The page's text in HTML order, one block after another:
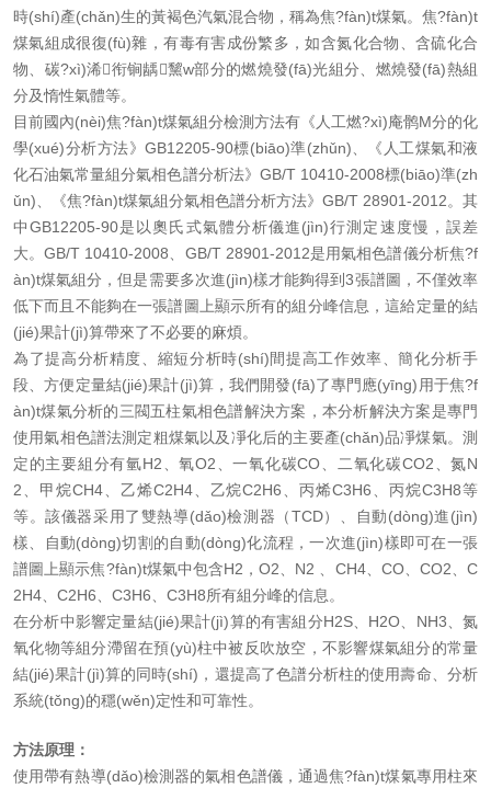
時(shí)產(chǎn)生的黃褐色汽氣混合物，稱為焦?fàn)t煤氣。焦?fàn)t
煤氣組成很復(fù)雜，有毒有害成份繁多，如含氮化合物、含硫化合
物、碳?xì)浠衔锏龋黧w部分的燃燒發(fā)光組分、燃燒發(fā)熱組
分及惰性氣體等。
目前國內(nèi)焦?fàn)t煤氣組分檢測方法有《人工燃?xì)庵鹘M分的化
學(xué)分析方法》GB12205-90標(biāo)準(zhǔn)、《人工煤氣和液
化石油氣常量組分氣相色譜分析法》GB/T 10410-2008標(biāo)準(zh
ǔn)、《焦?fàn)t煤氣組分氣相色譜分析方法》GB/T 28901-2012。其
中GB12205-90是以奧氏式氣體分析儀進(jìn)行測定速度慢，誤差
大。GB/T 10410-2008、GB/T 28901-2012是用氣相色譜儀分析焦?f
àn)t煤氣組分，但是需要多次進(jìn)樣才能夠得到3張譜圖，不僅效率
低下而且不能夠在一張譜圖上顯示所有的組分峰信息，這給定量的結
(jié)果計(jì)算帶來了不必要的麻煩。
為了提高分析精度、縮短分析時(shí)間提高工作效率、簡化分析手
段、方便定量結(jié)果計(jì)算，我們開發(fā)了專門應(yīng)用于焦?f
àn)t煤氣分析的三閥五柱氣相色譜解決方案，本分析解決方案是專門
使用氣相色譜法測定粗煤氣以及凈化后的主要產(chǎn)品凈煤氣。測
定的主要組分有氫H2、氧O2、一氧化碳CO、二氧化碳CO2、氮N
2、甲烷CH4、乙烯C2H4、乙烷C2H6、丙烯C3H6、丙烷C3H8等
等。該儀器采用了雙熱導(dǎo)檢測器（TCD）、自動(dòng)進(jìn)
樣、自動(dòng)切割的自動(dòng)化流程，一次進(jìn)樣即可在一張
譜圖上顯示焦?fàn)t煤氣中包含H2，O2、N2 、CH4、CO、CO2、C
2H4、C2H6、C3H6、C3H8所有組分峰的信息。
在分析中影響定量結(jié)果計(jì)算的有害組分H2S、H2O、NH3、氮
氧化物等組分滯留在預(yù)柱中被反吹放空，不影響煤氣組分的常量
結(jié)果計(jì)算的同時(shí)，還提高了色譜分析柱的使用壽命、分析
系統(tǒng)的穩(wěn)定性和可靠性。
方法原理：
使用帶有熱導(dǎo)檢測器的氣相色譜儀，通過焦?fàn)t煤氣專用柱來